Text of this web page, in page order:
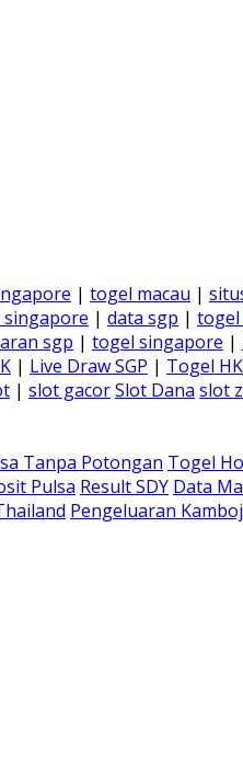
| togel macau |
| data sgp |
sgp | togel singapore |
| Live Draw SGP | Togel HK
| slot gacorSlot Dana slot
Tanpa Potongan Togel
Pulsa Result SDY Data
Pengeluaran